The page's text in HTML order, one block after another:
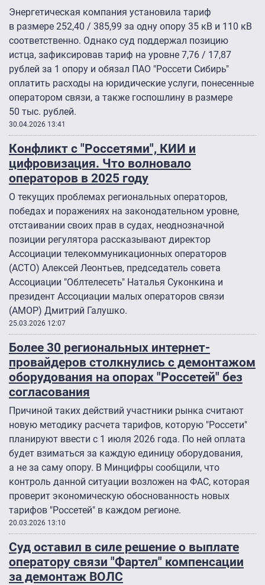
Энергетическая компания установила тариф
в размере 252,40 / 385,99 за одну опору 35 кВ и 110 кВ
соответственно. Однако суд поддержал позицию
истца, зафиксировав тариф на уровне 7,76 / 17,87
рублей за 1 опору и обязал ПАО "Россети Сибирь"
оплатить расходы на юридические услуги, понесенные
оператором связи, а также госпошлину в размере
50 тыс. рублей.
30.04.2026 13:41
Конфликт с "Россетями", КИИ и
цифровизация. Что волновало
операторов в 2025 году
О текущих проблемах региональных операторов,
победах и поражениях на законодательном уровне,
отстаивании своих прав в судах, неоднозначной
позиции регулятора рассказывают директор
Ассоциации телекоммуникационных операторов
(АСТО) Алексей Леонтьев, председатель совета
Ассоциации "Облтелесеть" Наталья Суконкина и
президент Ассоциации малых операторов связи
(АМОР) Дмитрий Галушко.
25.03.2026 12:07
Более 30 региональных интернет-
провайдеров столкнулись с демонтажом
оборудования на опорах "Россетей" без
согласования
Причиной таких действий участники рынка считают
новую методику расчета тарифов, которую "Россети"
планируют ввести с 1 июля 2026 года. По ней оплата
будет взиматься за каждую единицу оборудования,
а не за саму опору. В Минцифры сообщили, что
контроль данной ситуации возложен на ФАС, которая
проверит экономическую обоснованность новых
тарифов "Россетей" в каждом регионе.
20.03.2026 13:10
Суд оставил в силе решение о выплате
оператору связи "Фартел" компенсации
за демонтаж ВОЛС